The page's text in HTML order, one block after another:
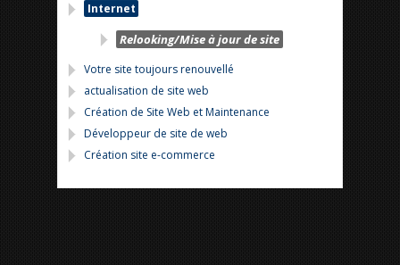
Internet
Relooking/Mise à jour de site
Votre site toujours renouvellé
actualisation de site web
Création de Site Web et Maintenance
Développeur de site de web
Création site e-commerce